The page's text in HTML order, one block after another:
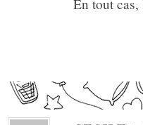
En tout cas,